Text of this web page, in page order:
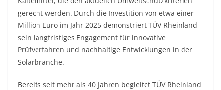
gerecht werden. Durch die Investition von etwa einer
Million Euro im Jahr 2025 demonstriert TÜV Rheinland
sein langfristiges Engagement für innovative
Prüfverfahren und nachhaltige Entwicklungen in der
Solarbranche.
Bereits seit mehr als 40 Jahren begleitet TÜV Rheinland